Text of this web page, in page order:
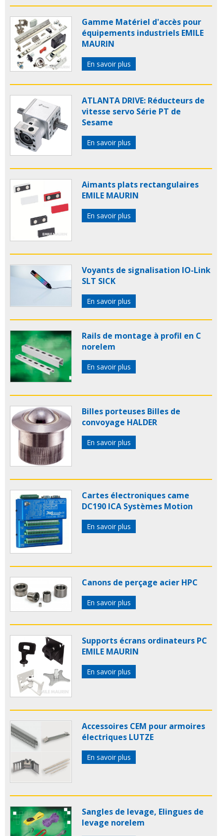
Gamme Matériel d'accès pour
équipements industriels EMILE
MAURIN
En savoir plus
ATLANTA DRIVE: Réducteurs de
vitesse servo Série PT de
Sesame
En savoir plus
Aimants plats rectangulaires
EMILE MAURIN
En savoir plus
Voyants de signalisation IO-Link
SLT SICK
En savoir plus
Rails de montage à profil en C
norelem
En savoir plus
Billes porteuses Billes de
convoyage HALDER
En savoir plus
Cartes électroniques came
DC190 ICA Systèmes Motion
En savoir plus
Canons de perçage acier HPC
En savoir plus
Supports écrans ordinateurs PC
EMILE MAURIN
En savoir plus
Accessoires CEM pour armoires
électriques LUTZE
En savoir plus
Sangles de levage, Elingues de
levage norelem